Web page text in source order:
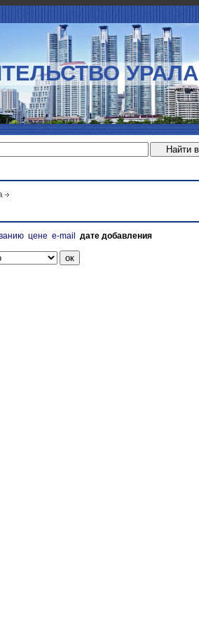
УРАЛА
цене e-mail дате добавления